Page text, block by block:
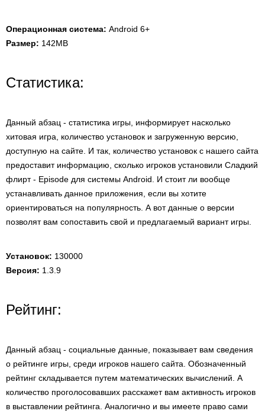
Операционная система: Android 6+
Размер: 142MB
Статистика:
Данный абзац - статистика игры, информирует насколько
хитовая игра, количество установок и загруженную версию,
доступную на сайте. И так, количество установок с нашего сайта
предоставит информацию, сколько игроков установили Сладкий
флирт - Episode для системы Android. И стоит ли вообще
устанавливать данное приложения, если вы хотите
ориентироваться на популярность. А вот данные о версии
позволят вам сопоставить свой и предлагаемый вариант игры.
Установок: 130000
Версия: 1.3.9
Рейтинг:
Данный абзац - социальные данные, показывает вам сведения
о рейтинге игры, среди игроков нашего сайта. Обозначенный
рейтинг складывается путем математических вычислений. А
количество проголосовавших расскажет вам активность игроков
в выставлении рейтинга. Аналогично и вы имеете право сами